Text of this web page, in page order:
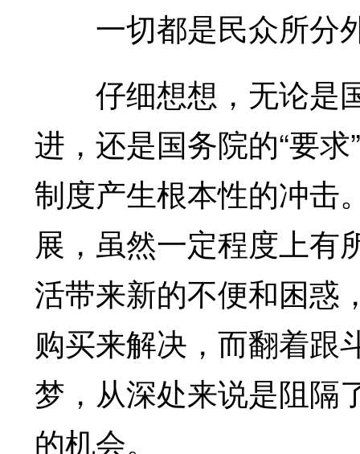
一切都是民众所分
仔细想想，无论是
进，还是国务院的“要
制度产生根本性的冲击
展，虽然一定程度上有
活带来新的不便和困惑
购买来解决，而翻着跟
梦，从深处来说是阻隔
的机会。